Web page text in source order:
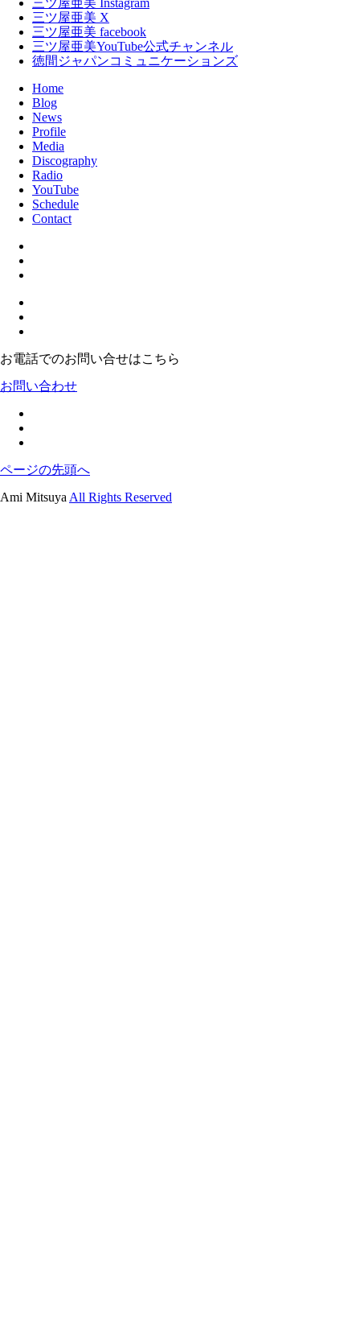
三ツ屋亜美 X
三ツ屋亜美 facebook
三ツ屋亜美YouTube公式チャンネル
徳間ジャパンコミュニケーションズ
Home
Blog
News
Profile
Media
Discography
Radio
YouTube
Schedule
Contact
お電話でのお問い合せはこちら
お問い合わせ
ページの先頭へ
Ami Mitsuya All Rights Reserved